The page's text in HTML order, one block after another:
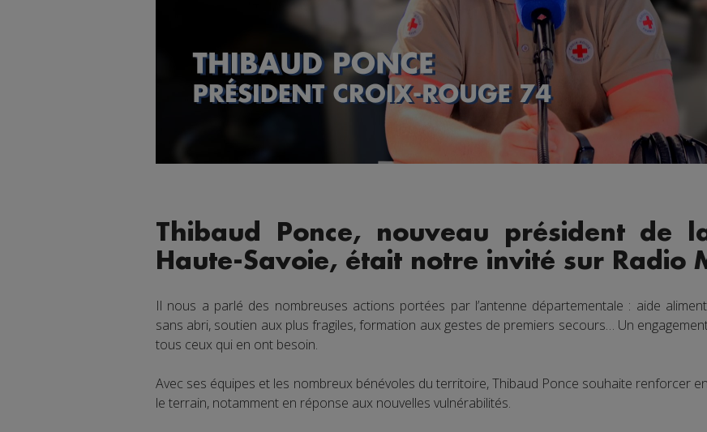
Thibaud Ponce, nouveau président de
Haute-Savoie, était notre invité sur Radio
Il nous a parlé des nombreuses actions portées par l’antenne départementale : aide
sans abri, soutien aux plus fragiles, formation aux gestes de premiers secours… Un
tous ceux qui en ont besoin.
Avec ses équipes et les nombreux bénévoles du territoire, Thibaud Ponce souhaite renforcer
le terrain, notamment en réponse aux nouvelles vulnérabilités.